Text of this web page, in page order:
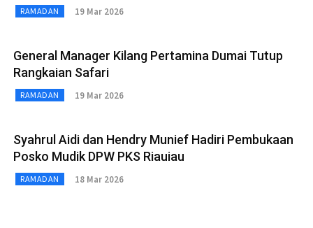
RAMADAN 19 Mar 2026
General Manager Kilang Pertamina Dumai Tutup
Rangkaian Safari
RAMADAN 19 Mar 2026
Syahrul Aidi dan Hendry Munief Hadiri Pembukaan
Posko Mudik DPW PKS Riauiau
RAMADAN 18 Mar 2026